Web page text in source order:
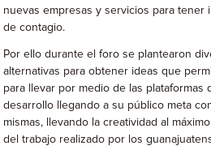
nuevas empresas y servicios para tener
de contagio.
Por ello durante el foro se plantearon
alternativas para obtener ideas que
para llevar por medio de las plataformas
desarrollo llegando a su público meta
mismas, llevando la creatividad al
del trabajo realizado por los